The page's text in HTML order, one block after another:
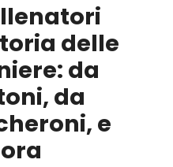
delle
da
da
e